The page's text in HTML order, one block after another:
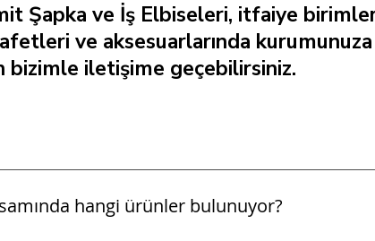
Şapka ve İş Elbiseleri, itfaiye
ve aksesuarlarında
iletişime geçebilirsiniz.
hangi ürünler bulunuyor?